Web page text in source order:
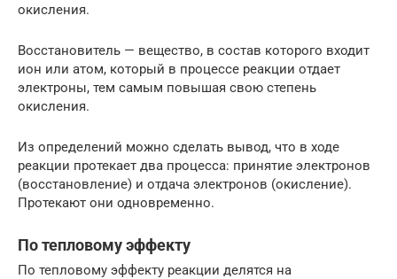
окисления.
Восстановитель — вещество, в состав которого входит
ион или атом, который в процессе реакции отдает
электроны, тем самым повышая свою степень
окисления.
Из определений можно сделать вывод, что в ходе
реакции протекает два процесса: принятие электронов
(восстановление) и отдача электронов (окисление).
Протекают они одновременно.
По тепловому эффекту
По тепловому эффекту реакции делятся на